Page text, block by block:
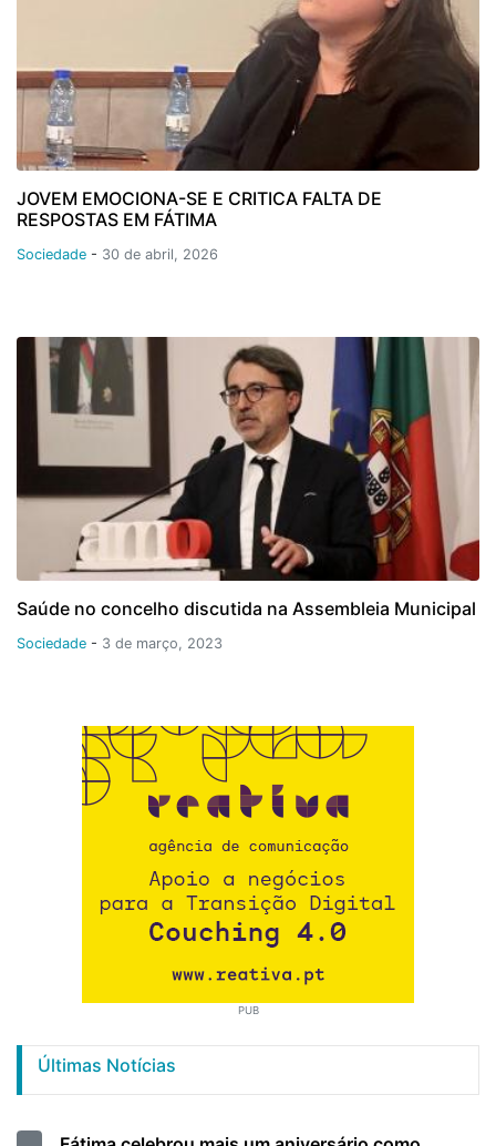
JOVEM EMOCIONA-SE E CRITICA FALTA DE
RESPOSTAS EM FÁTIMA
Sociedade - 30 de abril, 2026
Saúde no concelho discutida na Assembleia Municipal
Sociedade - 3 de março, 2023
PUB
Últimas Notícias